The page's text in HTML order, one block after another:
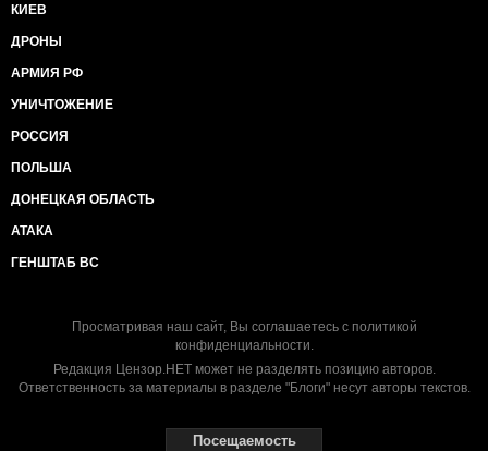
КИЕВ
ДРОНЫ
АРМИЯ РФ
УНИЧТОЖЕНИЕ
РОССИЯ
ПОЛЬША
ДОНЕЦКАЯ ОБЛАСТЬ
АТАКА
ГЕНШТАБ ВС
Просматривая наш сайт, Вы соглашаетесь с политикой
конфиденциальности.
Редакция Цензор.НЕТ может не разделять позицию авторов.
Ответственность за материалы в разделе "Блоги" несут авторы текстов.
Посещаемость